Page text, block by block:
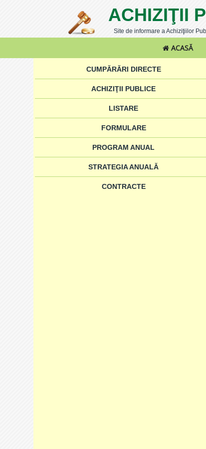
ACHIZIŢII
Site de informare a Achiziţiilor
ACASĂ
CUMPĂRĂRI DIRECTE
ACHIZIŢII PUBLICE
LISTARE
FORMULARE
PROGRAM ANUAL
STRATEGIA ANUALĂ
CONTRACTE